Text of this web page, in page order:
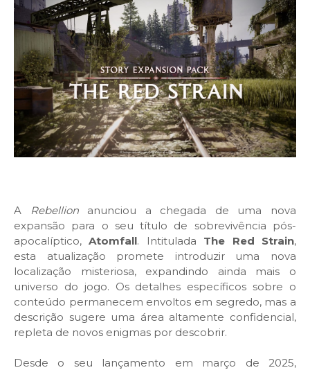
A Rebellion anunciou a chegada de uma nova
expansão para o seu título de sobrevivência pós-
apocalíptico,Atomfall. Intitulada The Red Strain,
esta atualização promete introduzir uma nova
localização misteriosa, expandindo ainda mais o
universo do jogo. Os detalhes específicos sobre o
conteúdo permanecem envoltos em segredo, mas a
descrição sugere uma área altamente confidencial,
repleta de novos enigmas por descobrir.
Desde o seu lançamento em março de 2025,